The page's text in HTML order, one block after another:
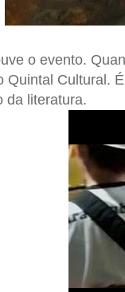
o evento.
Quintal Cultural.
da literatura.